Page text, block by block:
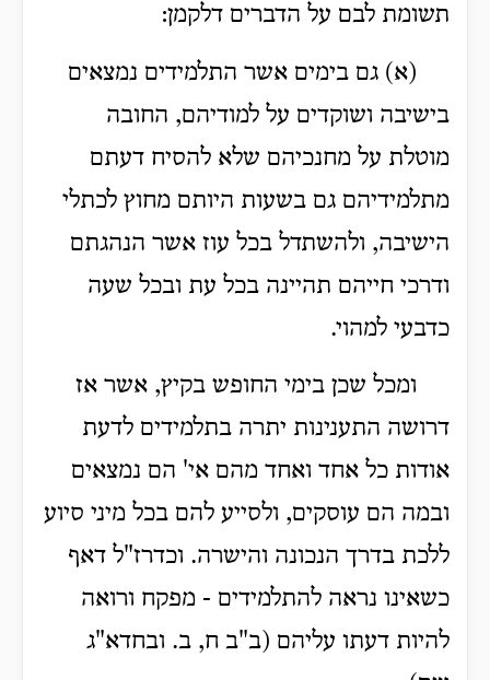
תשומת לבם על הדברים דלקמן:
(א) גם בימים אשר התלמידים נמצאים
בישיבה ושוקדים על למודיהם, החובה
מוטלת על מחנכיהם שלא להסיח דעתם
מתלמידיהם גם בשעות היותם מחוץ לכתלי
הישיבה, ולהשתדל בכל עוז אשר הנהגתם
ודרכי חייהם תהיינה בכל עת ובכל שעה
כדבעי למהוי.
ומכל שכן בימי החופש בקיץ, אשר אז
דרושה התענינות יתרה בתלמידים לדעת
אודות כל אחד ואחד מהם אי' הם נמצאים
ובמה הם עוסקים, ולסייע להם בכל מיני סיוע
ללכת בדרך הנכונה והישרה. וכדרז"ל דאף
כשאינו נראה להתלמידים - מפקח ורואה
להיות דעתו עליהם (ב"ב ח, ב. ובחדא"ג